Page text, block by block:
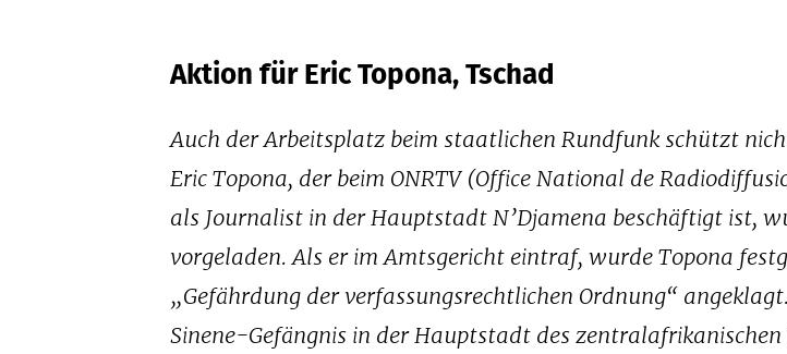
Aktion für Eric Topona, Tschad
Auch der Arbeitsplatz beim staatlichen Rundfunk schützt
Eric Topona, der beim ONRTV (Office National de
als Journalist in der Hauptstadt N’Djamena beschäftigt ist,
vorgeladen. Als er im Amtsgericht eintraf, wurde Topona
„Gefährdung der verfassungsrechtlichen Ordnung“
Sinene-Gefängnis in der Hauptstadt des